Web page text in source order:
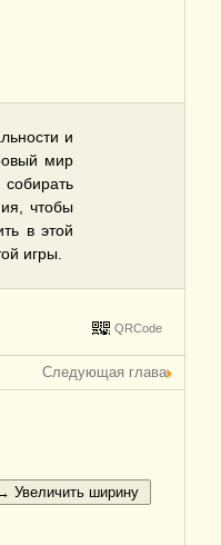
и
мир
чтобы
в этой
игры.
QRCode
Следующая глава